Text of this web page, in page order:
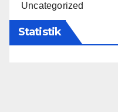
Uncategorized
Statistik